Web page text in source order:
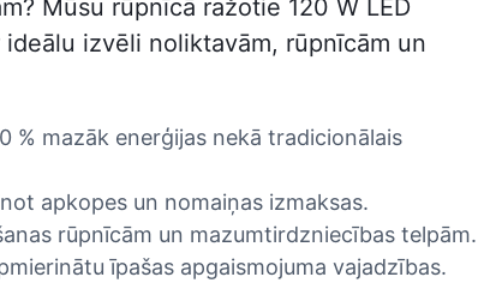
Mūsu rūpnīcā ražotie 120 W LED
izvēli noliktavām, rūpnīcām un
% mazāk enerģijas nekā tradicionālais
apkopes un nomaiņas izmaksas.
rūpnīcām un mazumtirdzniecības telpām.
īpašas apgaismojuma vajadzības.